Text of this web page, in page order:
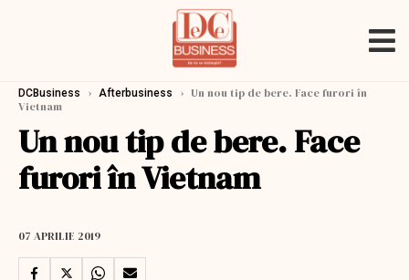
DCBusiness › Afterbusiness › Un nou tip de bere. Face furori în
Vietnam
Un nou tip de bere. Face
furori în Vietnam
07 APRILIE 2019